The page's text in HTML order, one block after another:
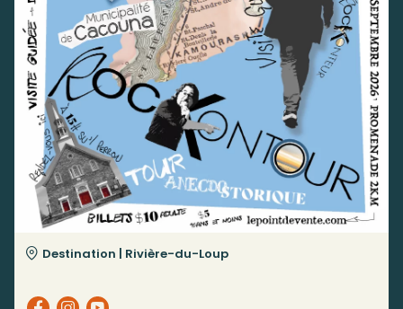
Destination | Rivière-du-Loup